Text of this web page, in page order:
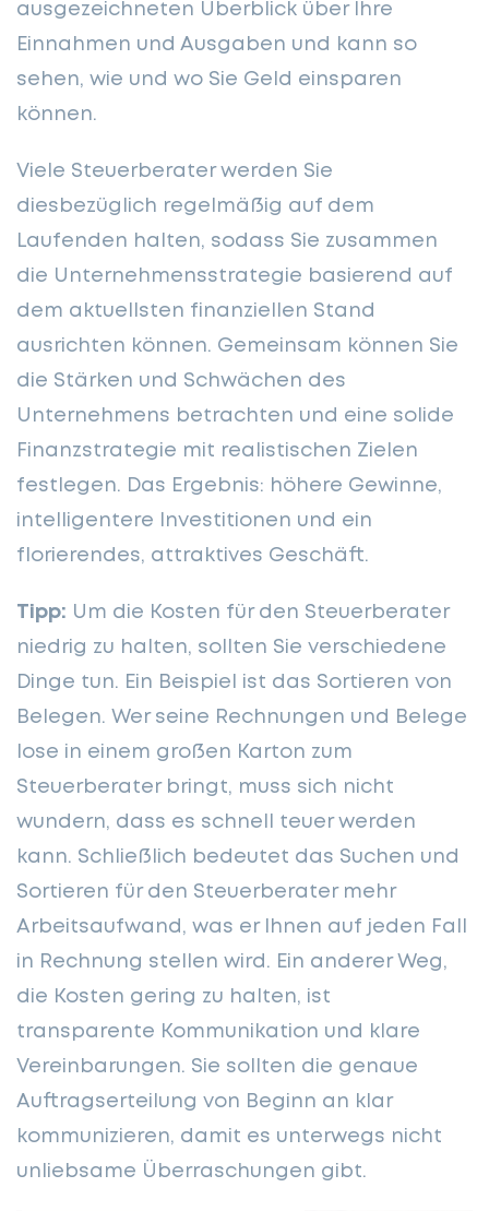
ausgezeichneten Überblick über Ihre
Einnahmen und Ausgaben und kann so
sehen, wie und wo Sie Geld einsparen
können.
Viele Steuerberater werden Sie
diesbezüglich regelmäßig auf dem
Laufenden halten, sodass Sie zusammen
die Unternehmensstrategie basierend auf
dem aktuellsten finanziellen Stand
ausrichten können. Gemeinsam können Sie
die Stärken und Schwächen des
Unternehmens betrachten und eine solide
Finanzstrategie mit realistischen Zielen
festlegen. Das Ergebnis: höhere Gewinne,
intelligentere Investitionen und ein
florierendes, attraktives Geschäft.
Tipp: Um die Kosten für den Steuerberater
niedrig zu halten, sollten Sie verschiedene
Dinge tun. Ein Beispiel ist das Sortieren von
Belegen. Wer seine Rechnungen und Belege
lose in einem großen Karton zum
Steuerberater bringt, muss sich nicht
wundern, dass es schnell teuer werden
kann. Schließlich bedeutet das Suchen und
Sortieren für den Steuerberater mehr
Arbeitsaufwand, was er Ihnen auf jeden Fall
in Rechnung stellen wird. Ein anderer Weg,
die Kosten gering zu halten, ist
transparente Kommunikation und klare
Vereinbarungen. Sie sollten die genaue
Auftragserteilung von Beginn an klar
kommunizieren, damit es unterwegs nicht
unliebsame Überraschungen gibt.